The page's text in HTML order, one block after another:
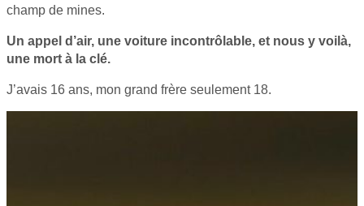
champ de mines.
Un appel d’air, une voiture incontrôlable, et nous y voilà,
une mort à la clé.
J’avais 16 ans, mon grand frère seulement 18.